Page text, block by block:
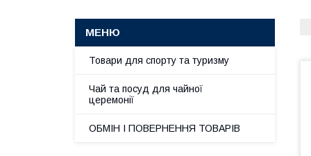
Товари для спорту та туризму
Чай та посуд для чайної
церемонії
ОБМІН І ПОВЕРНЕННЯ ТОВАРІВ